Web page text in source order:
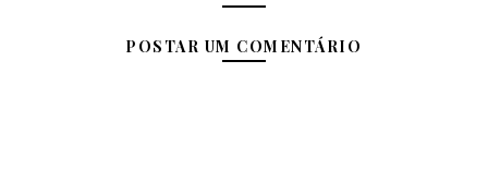
POSTAR UM COMENTÁRIO